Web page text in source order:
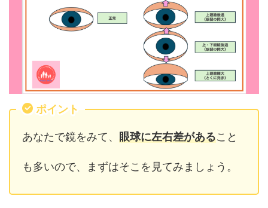
ポイント
あなたで鏡をみて、 眼球に左右差があること
も多いので、まずはそこを見てみましょう。